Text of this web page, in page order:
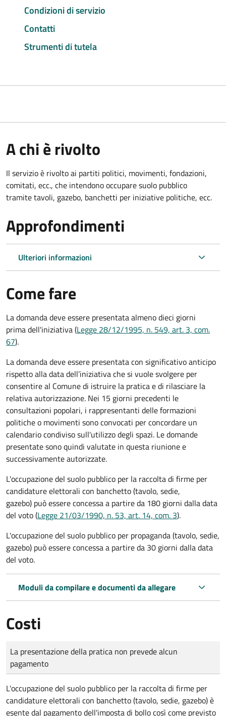
Condizioni di servizio
Contatti
Strumenti di tutela
A chi è rivolto
Il servizio è rivolto ai partiti politici, movimenti, fondazioni,
comitati, ecc., che intendono occupare suolo pubblico
tramite tavoli, gazebo, banchetti per iniziative politiche, ecc.
Approfondimenti
Ulteriori informazioni
Come fare
La domanda deve essere presentataalmeno dieci giorni
primadell'iniziativa (Legge 28/12/1995, n. 549, art. 3, com.
67).
La domanda deve essere presentata con significativo anticipo
rispetto alla data dell’iniziativa che si vuole svolgere per
consentire al Comune di istruire la pratica e di rilasciare la
relativa autorizzazione. Nei 15 giorni precedenti le
consultazioni popolari, i rappresentanti delle formazioni
politiche o movimenti sono convocati per concordare un
calendario condiviso sull'utilizzo degli spazi. Le domande
presentate sono quindi valutate in questa riunione e
successivamente autorizzate.
L'occupazione del suolo pubblico per la raccolta di firme per
candidature elettorali con banchetto (tavolo, sedie,
gazebo) può essere concessa a partire da 180 giorni dalla data
del voto (Legge 21/03/1990, n. 53, art. 14, com. 3).
L'occupazione del suolo pubblico per propaganda (tavolo, sedie,
gazebo) può essere concessa a partire da 30 giorni dalla data
del voto.
Moduli da compilare e documenti da allegare
Costi
Tipo di pagamento
Importo
La presentazione della pratica non prevede alcun
pagamento
L'occupazione del suolo pubblico per la raccolta di firme per
candidature elettorali con banchetto (tavolo, sedie, gazebo) è
esente dal pagamento dell'imposta di bollo così come previsto